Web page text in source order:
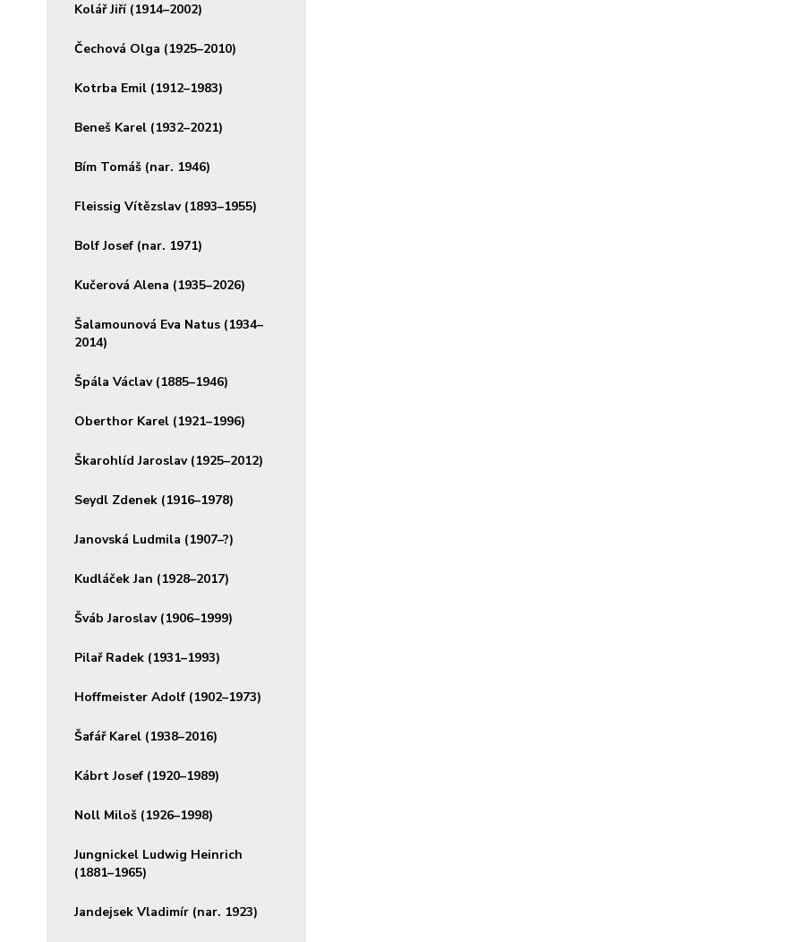
Kolář Jiří (1914–2002)
Čechová Olga (1925–2010)
Kotrba Emil (1912–1983)
Beneš Karel (1932–2021)
Bím Tomáš (nar. 1946)
Fleissig Vítězslav (1893–1955)
Bolf Josef (nar. 1971)
Kučerová Alena (1935–2026)
Šalamounová Eva Natus (1934–
2014)
Špála Václav (1885–1946)
Oberthor Karel (1921–1996)
Škarohlíd Jaroslav (1925–2012)
Seydl Zdenek (1916–1978)
Janovská Ludmila (1907–?)
Kudláček Jan (1928–2017)
Šváb Jaroslav (1906–1999)
Pilař Radek (1931–1993)
Hoffmeister Adolf (1902–1973)
Šafář Karel (1938–2016)
Kábrt Josef (1920–1989)
Noll Miloš (1926–1998)
Jungnickel Ludwig Heinrich
(1881–1965)
Jandejsek Vladimír (nar. 1923)